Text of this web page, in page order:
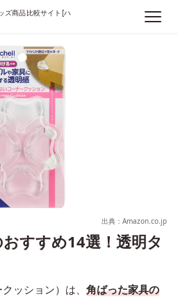
ズ商品比較サイト[ハ
出典：Amazon.co.jp
すすめ14選！透明タ
ッション）は、 角ばった家具の